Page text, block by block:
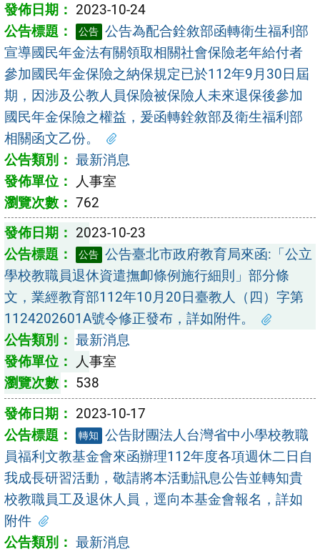
2023-10-24
公告 公告為配合銓敘部函轉衛生福利部
宣導國民年金法有關領取相關社會保險老年給付者
參加國民年金保險之納保規定已於112年9月30日屆
期，因涉及公教人員保險被保險人未來退保後參加
國民年金保險之權益，爰函轉銓敘部及衛生福利部
相關函文乙份。
最新消息
人事室
762
2023-10-23
公告 公告臺北市政府教育局來函:「公立
學校教職員退休資遣撫卹條例施行細則」部分條
文，業經教育部112年10月20日臺教人（四）字第
1124202601A號令修正發布，詳如附件。
最新消息
人事室
538
2023-10-17
轉知 公告財團法人台灣省中小學校教職
員福利文教基金會來函辦理112年度各項週休二日自
我成長研習活動，敬請將本活動訊息公告並轉知貴
校教職員工及退休人員，逕向本基金會報名，詳如
附件
最新消息